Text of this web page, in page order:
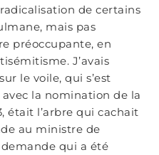
de certains
mais pas
préoccupante, en
J’avais
le voile, qui s’est
la nomination de la
était l’arbre qui cachait
au ministre de
demande qui a été